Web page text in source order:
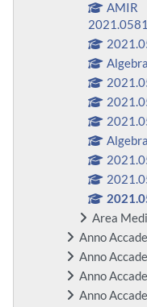
AMIR
Area
Anno
Anno
Anno
Anno